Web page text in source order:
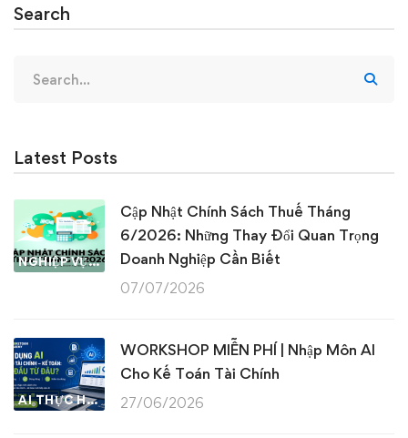
Search
for:
Latest Posts
NGHIỆP VỤ KẾ TOÁN & THUẾ
Cập Nhật Chính Sách Thuế Tháng
6/2026: Những Thay Đổi Quan Trọng
Doanh Nghiệp Cần Biết
07/07/2026
AI THỰC HÀNH
WORKSHOP MIỄN PHÍ | Nhập Môn AI
Cho Kế Toán Tài Chính
27/06/2026